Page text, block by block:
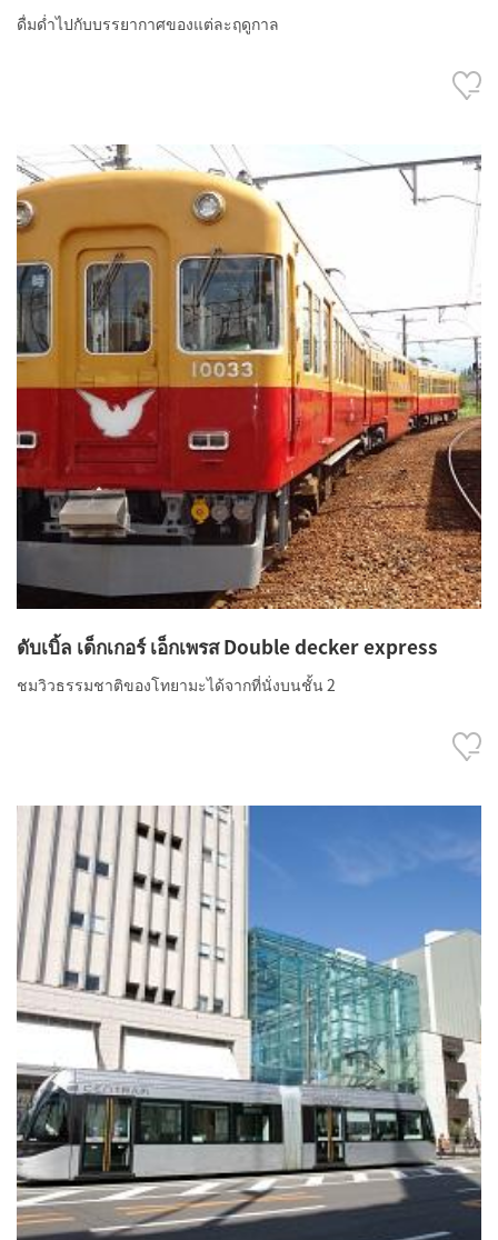
(Matsukawa)”
ดื่มด่ำไปกับบรรยากาศของแต่ละฤดูกาล
ดับเบิ้ล เด็กเกอร์ เอ็กเพรส Double decker express
ชมวิวธรรมชาติของโทยามะได้จากที่นั่งบนชั้น 2